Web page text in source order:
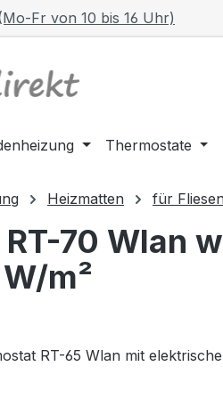
Fr von 10 bis 16 Uhr)
Thermostate
Heizmatten für
70 Wlan
m²